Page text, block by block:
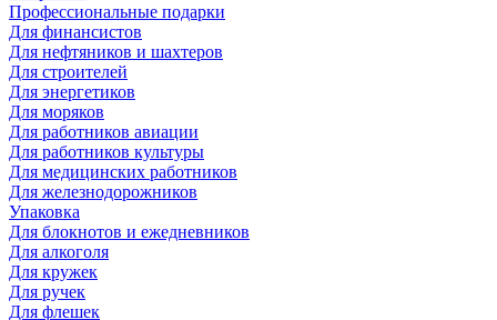
Профессиональные подарки
Для финансистов
Для нефтяников и шахтеров
Для строителей
Для энергетиков
Для моряков
Для работников авиации
Для работников культуры
Для медицинских работников
Для железнодорожников
Упаковка
Для блокнотов и ежедневников
Для алкоголя
Для кружек
Для ручек
Для флешек